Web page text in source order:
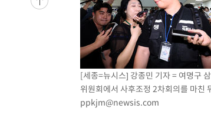
[세종=뉴시스] 강종민 기자 = 여명구
위원회에서 사후조정 2차회의를 마친
ppkjm@newsis.com